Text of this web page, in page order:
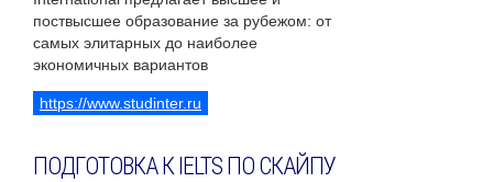
поствысшее образование за рубежом: от
самых элитарных до наиболее
экономичных вариантов
https://www.studinter.ru
ПОДГОТОВКА К IELTS ПО СКАЙПУ